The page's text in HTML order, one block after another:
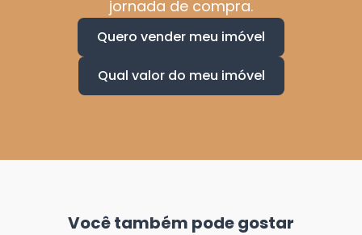
jornada de compra.
Quero vender meu imóvel
Qual valor do meu imóvel
Você também pode gostar